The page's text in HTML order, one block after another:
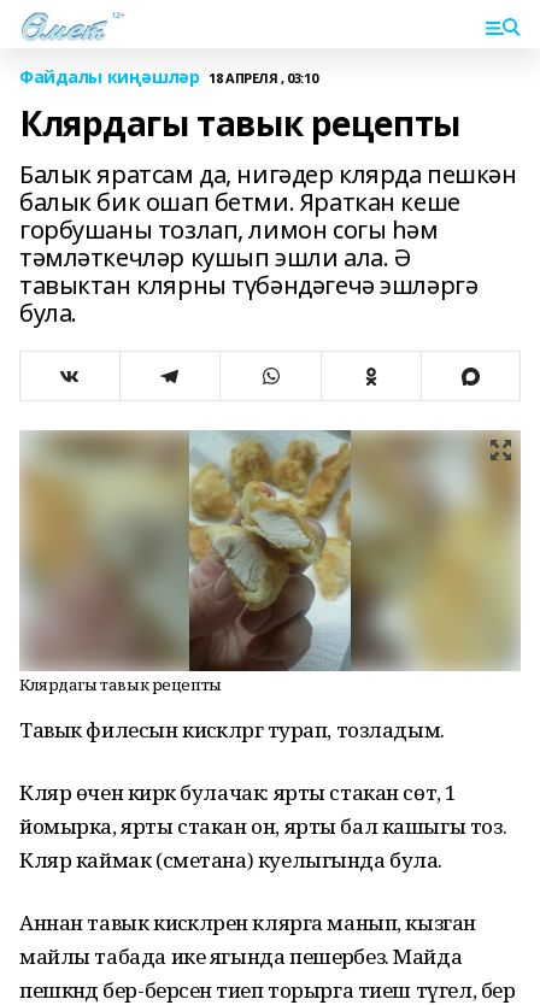
Файдалы киңәшләр 18 АПРЕЛЯ , 03:10
Клярдагы тавык рецепты
Балык яратсам да, нигәдер клярда пешкән
балык бик ошап бетми. Яраткан кеше
горбушаны тозлап, лимон согы һәм
тәмләткечләр кушып эшли ала. Ә
тавыктан клярны түбәндәгечә эшләргә
була.
Клярдагы тавык рецепты
Тавык филесын кисәкләргә турап, тозладым.
Кляр өчен кирәк булачак: ярты стакан сөт, 1
йомырка, ярты стакан он, ярты бал кашыгы тоз.
Кляр каймак (сметана) куелыгында була.
Аннан тавык кисәкләрен клярга манып, кызган
майлы табада ике ягында пешерәбез. Майда
пешкәндә бер-берсенә тиеп торырга тиеш түгел, бер